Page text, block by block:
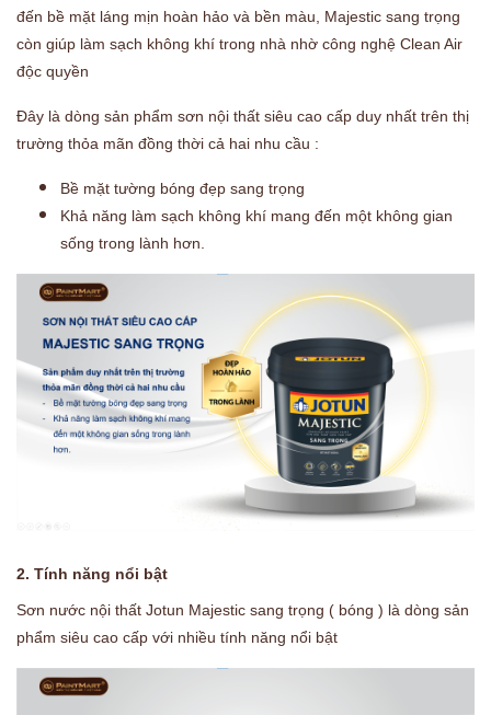
đến bề mặt láng mịn hoàn hảo và bền màu, Majestic sang trọng
còn giúp làm sạch không khí trong nhà nhờ công nghệ Clean Air
độc quyền
Đây là dòng sản phẩm sơn nội thất siêu cao cấp duy nhất trên thị
trường thỏa mãn đồng thời cả hai nhu cầu :
Bề mặt tường bóng đẹp sang trọng
Khả năng làm sạch không khí mang đến một không gian
sống trong lành hơn.
2. Tính năng nổi bật
Sơn nước nội thất Jotun Majestic sang trọng ( bóng ) là dòng sản
phẩm siêu cao cấp với nhiều tính năng nổi bật